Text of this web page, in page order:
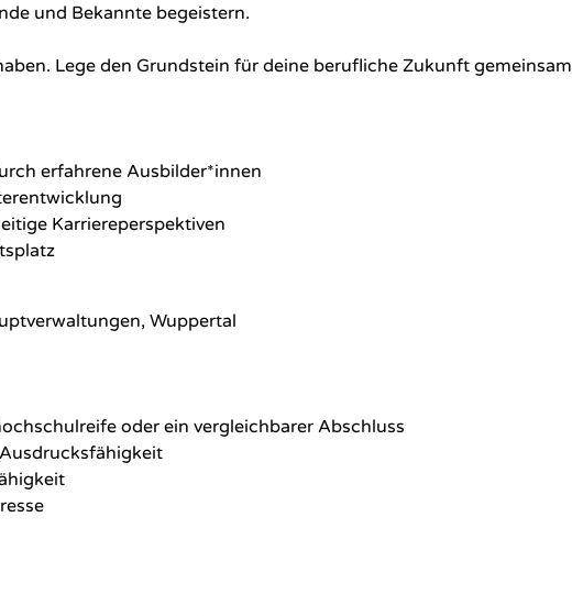
und Bekannte begeistern.
Lege den Grundstein für deine berufliche Zukunft
erfahrene Ausbilder*innen
Karriereperspektiven
Wuppertal
oder ein vergleichbarer Abschluss